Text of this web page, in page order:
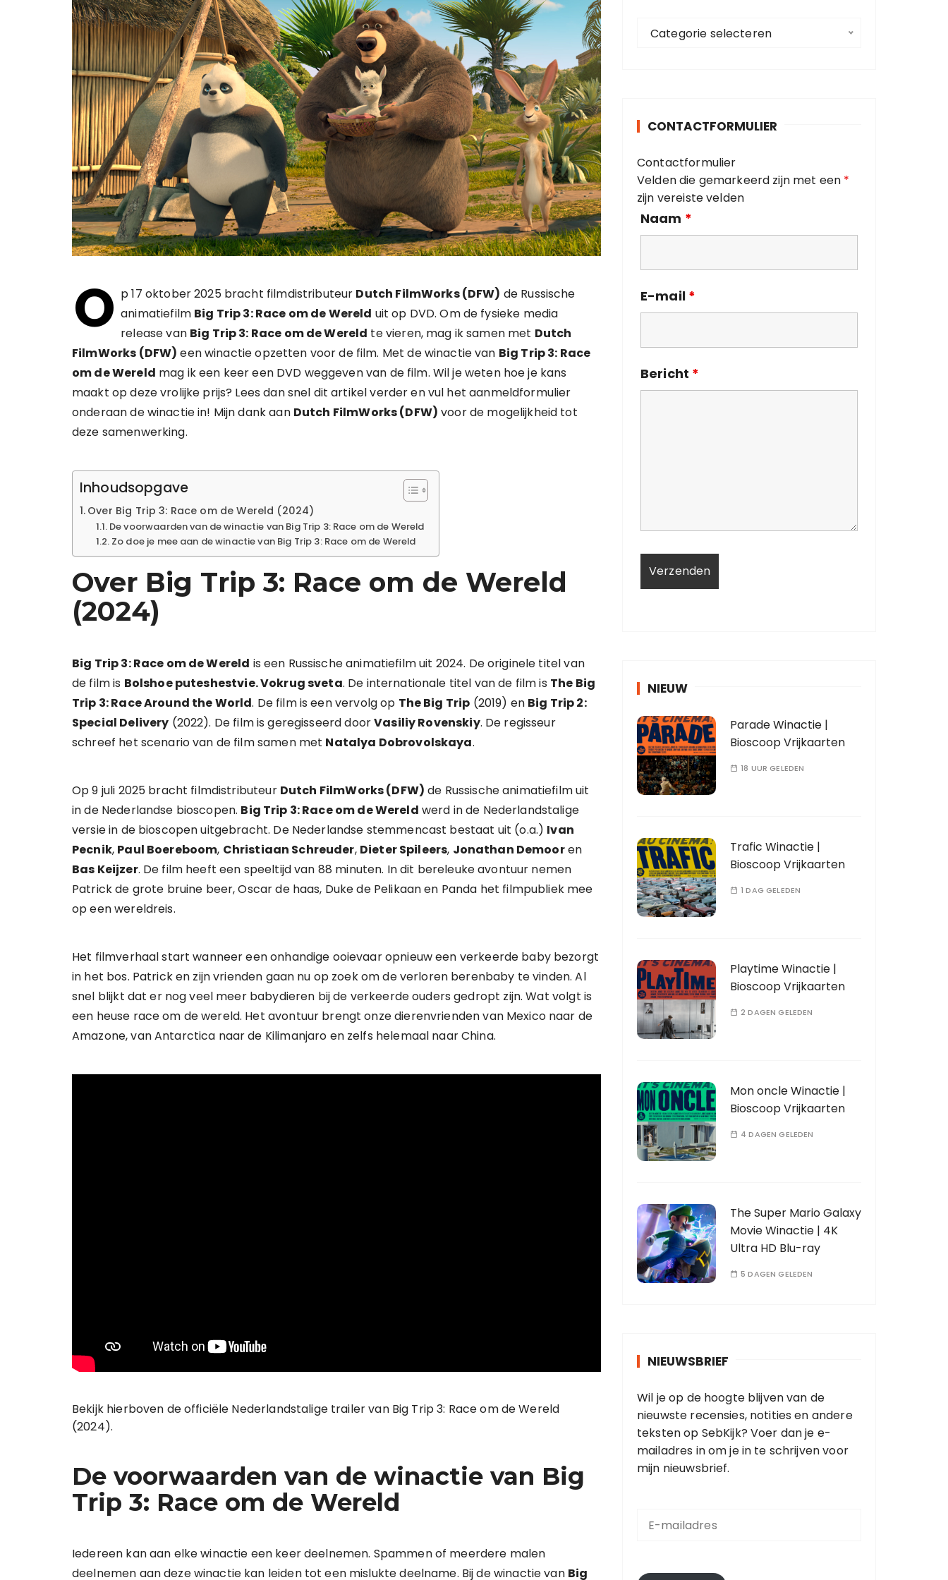
O p 17 oktober 2025 bracht filmdistributeur Dutch FilmWorks (DFW) de Russische
animatiefilm Big Trip 3: Race om de Wereld uit op DVD. Om de fysieke media
release van Big Trip 3: Race om de Wereld te vieren, mag ik samen met Dutch
FilmWorks (DFW) een winactie opzetten voor de film. Met de winactie van Big Trip 3: Race
om de Wereld mag ik een keer een DVD weggeven van de film. Wil je weten hoe je kans
maakt op deze vrolijke prijs? Lees dan snel dit artikel verder en vul het aanmeldformulier
onderaan de winactie in! Mijn dank aan Dutch FilmWorks (DFW) voor de mogelijkheid tot
deze samenwerking.
Inhoudsopgave
Over Big Trip 3: Race om de Wereld (2024)
De voorwaarden van de winactie van Big Trip 3: Race om de Wereld
Zo doe je mee aan de winactie van Big Trip 3: Race om de Wereld
Over Big Trip 3: Race om de Wereld
(2024)
Big Trip 3: Race om de Wereld is een Russische animatiefilm uit 2024. De originele titel van
de film is Bolshoe puteshestvie. Vokrug sveta. De internationale titel van de film is The Big
Trip 3: Race Around the World. De film is een vervolg op The Big Trip (2019) en Big Trip 2:
Special Delivery (2022). De film is geregisseerd doorVasiliy Rovenskiy. De regisseur
schreef het scenario van de film samen met Natalya Dobrovolskaya.
Op 9 juli 2025 bracht filmdistributeur Dutch FilmWorks (DFW) de Russische animatiefilm uit
in de Nederlandse bioscopen. Big Trip 3: Race om de Wereld werd in de Nederlandstalige
versie in de bioscopen uitgebracht. De Nederlandse stemmencast bestaat uit (o.a.) Ivan
Pecnik, Paul Boereboom, Christiaan Schreuder, Dieter Spileers, Jonathan Demooren
Bas Keijzer. De film heeft een speeltijd van 88 minuten. In dit bereleuke avontuur nemen
Patrick de grote bruine beer, Oscar de haas, Duke de Pelikaan en Panda het filmpubliek mee
op een wereldreis.
Het filmverhaal start wanneer een onhandige ooievaar opnieuw een verkeerde baby bezorgt
in het bos. Patrick en zijn vrienden gaan nu op zoek om de verloren berenbaby te vinden. Al
snel blijkt dat er nog veel meer babydieren bij de verkeerde ouders gedropt zijn. Wat volgt is
een heuse race om de wereld. Het avontuur brengt onze dierenvrienden van Mexico naar de
Amazone, van Antarctica naar de Kilimanjaro en zelfs helemaal naar China.
Bekijk hierboven de officiële Nederlandstalige trailer van Big Trip 3: Race om de Wereld
(2024).
De voorwaarden van de winactie van Big
Trip 3: Race om de Wereld
Iedereen kan aan elke winactie een keer deelnemen. Spammen of meerdere malen
deelnemen aan deze winactie kan leiden tot een mislukte deelname. Bij de winactie van Big
r
e
ë
n
Categorie selecteren
CONTACTFORMULIER
Contactformulier
Velden die gemarkeerd zijn met een *
zijn vereiste velden
Naam *
E-mail *
Bericht *
NIEUW
Parade Winactie |
Bioscoop Vrijkaarten
18 UUR GELEDEN
Trafic Winactie |
Bioscoop Vrijkaarten
1 DAG GELEDEN
Playtime Winactie |
Bioscoop Vrijkaarten
2 DAGEN GELEDEN
Mon oncle Winactie |
Bioscoop Vrijkaarten
4 DAGEN GELEDEN
The Super Mario Galaxy
Movie Winactie | 4K
Ultra HD Blu-ray
5 DAGEN GELEDEN
NIEUWSBRIEF
Wil je op de hoogte blijven van de
nieuwste recensies, notities en andere
teksten op SebKijk? Voer dan je e-
mailadres in om je in te schrijven voor
mijn nieuwsbrief.